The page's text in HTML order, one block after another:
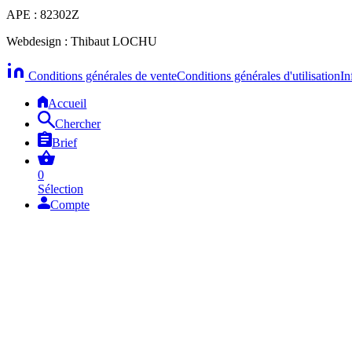
APE : 82302Z
Webdesign : Thibaut LOCHU
Conditions générales de venteConditions générales d'utilisation
Accueil
Chercher
Brief
0
Sélection
Compte